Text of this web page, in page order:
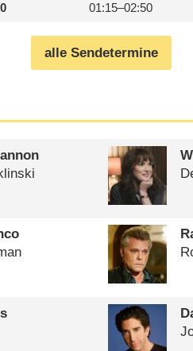
01:15–02:50
alle Sendetermine